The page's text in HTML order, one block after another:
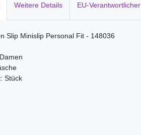
Weitere Details EU-Verantwortlicher
Slip Minislip Personal Fit - 148036
Stück